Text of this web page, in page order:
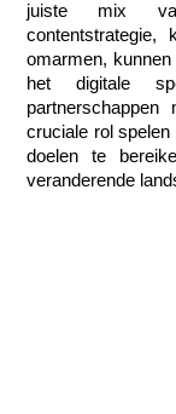
juiste mix van
contentstrategie,
omarmen,
het digitale
cruciale rol spelen
doelen te
veranderende